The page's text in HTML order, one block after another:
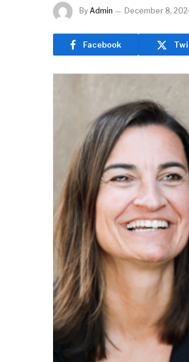
By Admin December 8,
Facebook